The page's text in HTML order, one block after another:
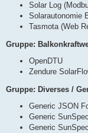
Solar Log
Solarautonomie
Tasmota (Web
Gruppe:
OpenDTU
Zendure
Gruppe: Diverses /
Generic JSON
Generic
Generic